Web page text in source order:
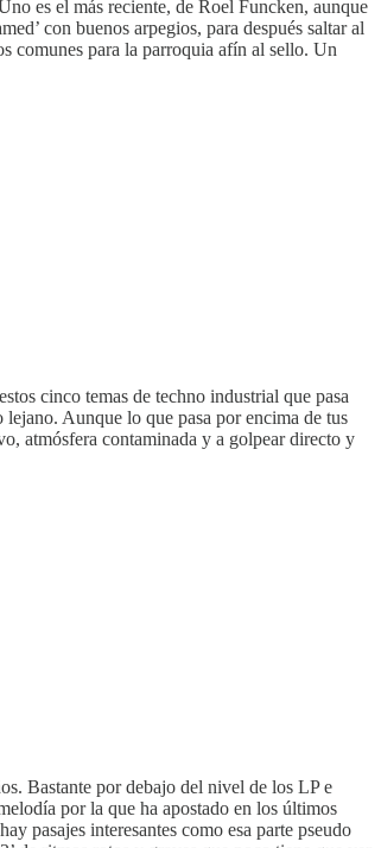
es el más reciente, de Roel Funcken, aunque
con buenos arpegios, para después saltar al
comunes para la parroquia afín al sello. Un
cinco temas de techno industrial que pasa
Aunque lo que pasa por encima de tus
atmósfera contaminada y a golpear directo y
Bastante por debajo del nivel de los LP e
por la que ha apostado en los últimos
pasajes interesantes como esa parte pseudo